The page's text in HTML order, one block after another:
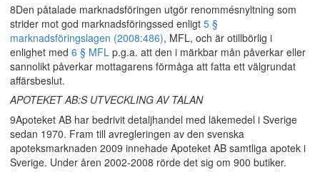
8Den påtalade marknadsföringen utgör renommésnyltning som
strider mot god marknadsföringssed enligt 5 §
marknadsföringslagen (2008:486), MFL, och är otillbörlig i
enlighet med 6 § MFL p.g.a. att den i märkbar mån påverkar eller
sannolikt påverkar mottagarens förmåga att fatta ett välgrundat
affärsbeslut.
APOTEKET AB:S UTVECKLING AV TALAN
9Apoteket AB har bedrivit detaljhandel med läkemedel i Sverige
sedan 1970. Fram till avregleringen av den svenska
apoteksmarknaden 2009 innehade Apoteket AB samtliga apotek i
Sverige. Under åren 2002-2008 rörde det sig om 900 butiker.